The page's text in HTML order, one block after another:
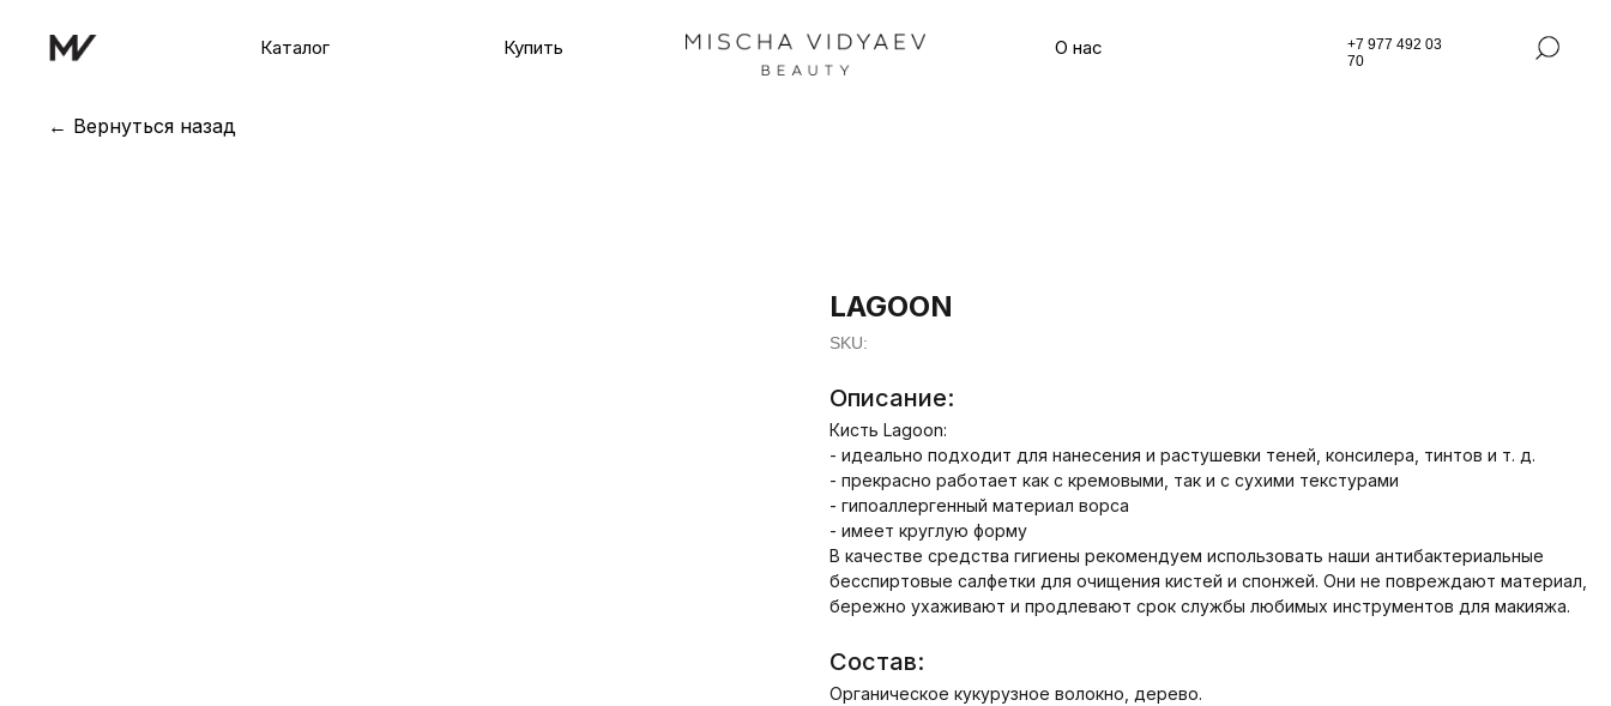
Каталог Купить О нас
+7 977 492 03
70
← Вернуться назад
LAGOON
SKU:
Описание:
Кисть Lagoon:
- идеально подходит для нанесения и растушевки теней, консилера, тинтов и т. д.
- прекрасно работает как с кремовыми, так и с сухими текстурами
- гипоаллергенный материал ворса
- имеет круглую форму
В качестве средства гигиены рекомендуем использовать наши антибактериальные
бесспиртовые салфетки для очищения кистей и спонжей. Они не повреждают материал,
бережно ухаживают и продлевают срок службы любимых инструментов для макияжа.
Состав:
Органическое кукурузное волокно, дерево.